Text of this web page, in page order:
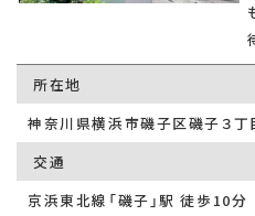
所在地
神奈川県横浜市磯子区磯子３
交通
京浜東北線「磯子」駅 徒歩10分